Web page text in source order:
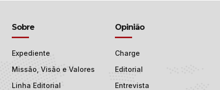
Sobre
Expediente
Missão, Visão e Valores
Linha Editorial
Opinião
Charge
Editorial
Entrevista